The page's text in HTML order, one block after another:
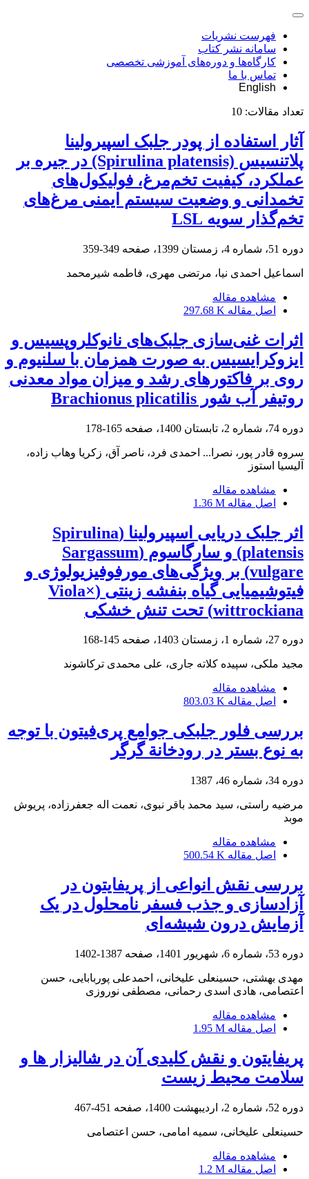
فهرست نشریات
سامانه نشر کتاب
کارگاه‌ها و دوره‌های آموزشی تخصصی
تماس با ما
English
تعداد مقالات: 10
آثار استفاده از پودر جلبک اسپیرولینا
پلاتنسیس ‏‎(Spirulina platensis)‎‏ در جیره بر
عملکرد، کیفیت ‏تخم‌مرغ، فولیکول‌های
تخمدانی و وضعیت سیستم ایمنی مرغ‌های
تخم‌گذار سویه ‏LSL
دوره 51، شماره 4، زمستان 1399، صفحه 349-359
اسماعیل احمدی نیا، مرتضی مهری، فاطمه شیرمحمد
مشاهده مقاله
اصل مقاله 297.68 K
اثرات غنی‌سازی جلبک‌های نانوکلروپسیس و
ایزوکرایسیس به صورت همزمان با سلنیوم و
روی بر فاکتورهای رشد و میزان مواد معدنی
روتیفر آب شور Brachionus plicatilis
دوره 74، شماره 2، تابستان 1400، صفحه 165-178
سروه قادر پور، نصرا... احمدی فرد، ناصر آق، زکریا وهاب زاده،
آلیسیا استوز
مشاهده مقاله
اصل مقاله 1.36 M
اثر جلبک دریایی اسپیرولینا (Spirulina
platensis) و سارگاسوم (Sargassum
vulgare) بر ویژگی‌های مورفوفیزیولوژی و
فیتوشیمیایی گیاه بنفشه زینتی (Viola×
wittrockiana) تحت تنش خشکی
دوره 27، شماره 1، زمستان 1403، صفحه 145-168
مجید ملکی، سپیده کلاته جاری، علی محمدی ترکاشوند
مشاهده مقاله
اصل مقاله 803.03 K
بررسی فلور جلبکی جوامع پری‌فیتون با توجه
به نوع بستر در رودخانة گرگر
دوره 34، شماره 46، 1387
مرضیه راستی، سید محمد باقر نبوی، نعمت اله جعفرزاده، پریوش
موبد
مشاهده مقاله
اصل مقاله 500.54 K
بررسی نقش انواعی از پریفایتون در
آزادسازی و جذب فسفر نامحلول در یک
آزمایش درون شیشه‌ای
دوره 53، شماره 6، شهریور 1401، صفحه 1387-1402
مهدی بهشتی، حسینعلی علیخانی، احمدعلی پوربابایی، حسن
اعتصامی، هادی اسدی رحمانی، مصطفی نوروزی
مشاهده مقاله
اصل مقاله 1.95 M
پریفایتون و نقش کلیدی آن در شالیزار ها و
سلامت محیط زیست
دوره 52، شماره 2، اردیبهشت 1400، صفحه 451-467
حسینعلی علیخانی، سمیه امامی، حسن اعتصامی
مشاهده مقاله
اصل مقاله 1.2 M